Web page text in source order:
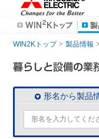
WIN2Kトップ 製品情報
形名から製品